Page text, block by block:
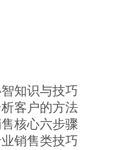
知识与技巧
客户的方法
核心六步骤
销售类技巧